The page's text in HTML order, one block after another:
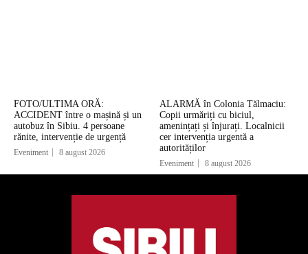
FOTO/ULTIMA ORĂ:
ACCIDENT între o mașină și un
autobuz în Sibiu. 4 persoane
rănite, intervenție de urgență
Eveniment 8 august 2026
ALARMĂ în Colonia Tălmaciu:
Copii urmăriți cu biciul,
amenințați și înjurați. Localnicii
cer intervenția urgentă a
autorităților
Eveniment 8 august 2026